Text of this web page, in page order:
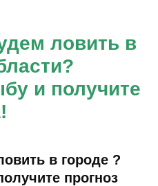
ловить в
и получите
в городе ?
прогноз